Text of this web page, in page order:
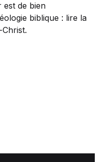
est de bien
biblique : lire la